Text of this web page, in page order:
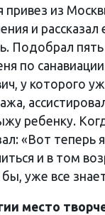
привез из
и рассказал
Подобрал
по
у которого
ребенку.
«Вот теперь
и в том
бы, уже все
место